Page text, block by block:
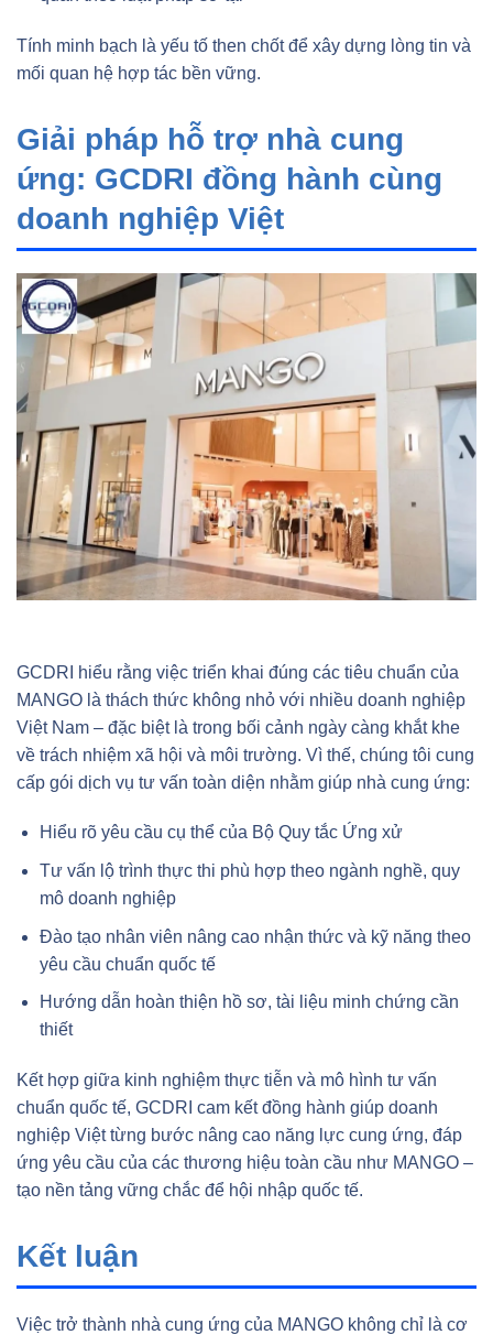
Tính minh bạch là yếu tố then chốt để xây dựng lòng tin và
mối quan hệ hợp tác bền vững.
Giải pháp hỗ trợ nhà cung
ứng: GCDRI đồng hành cùng
doanh nghiệp Việt
GCDRI hiểu rằng việc triển khai đúng các tiêu chuẩn của
MANGO là thách thức không nhỏ với nhiều doanh nghiệp
Việt Nam – đặc biệt là trong bối cảnh ngày càng khắt khe
về trách nhiệm xã hội và môi trường. Vì thế, chúng tôi cung
cấp gói dịch vụ tư vấn toàn diện nhằm giúp nhà cung ứng:
Hiểu rõ yêu cầu cụ thể của Bộ Quy tắc Ứng xử
Tư vấn lộ trình thực thi phù hợp theo ngành nghề, quy
mô doanh nghiệp
Đào tạo nhân viên nâng cao nhận thức và kỹ năng theo
yêu cầu chuẩn quốc tế
Hướng dẫn hoàn thiện hồ sơ, tài liệu minh chứng cần
thiết
Kết hợp giữa kinh nghiệm thực tiễn và mô hình tư vấn
chuẩn quốc tế, GCDRI cam kết đồng hành giúp doanh
nghiệp Việt từng bước nâng cao năng lực cung ứng, đáp
ứng yêu cầu của các thương hiệu toàn cầu như MANGO –
tạo nền tảng vững chắc để hội nhập quốc tế.
Kết luận
Việc trở thành nhà cung ứng của MANGO không chỉ là cơ